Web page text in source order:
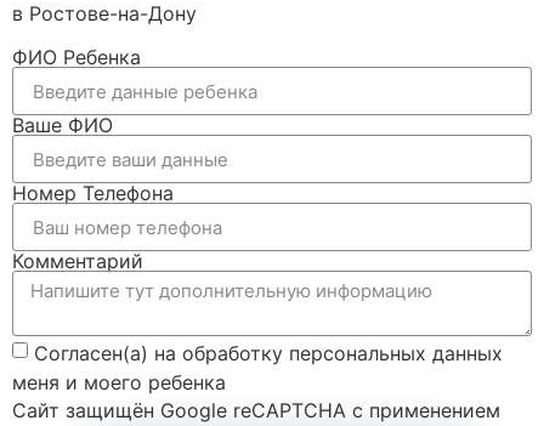
в Ростове-на-Дону
ФИО Ребенка
Ваше ФИО
Номер Телефона
Комментарий
Согласен(а) на обработку персональных данных
меня и моего ребенка
Сайт защищён Google reCAPTCHA с применением